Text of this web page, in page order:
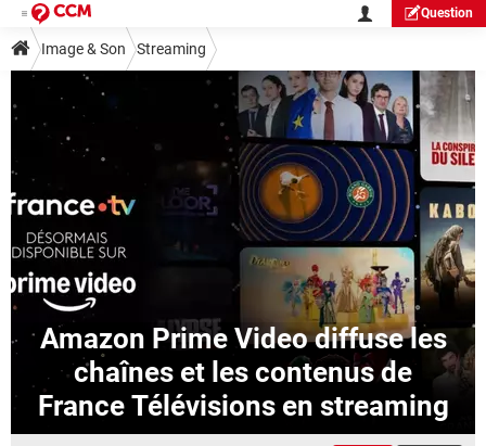
Question
Image & Son Streaming
Amazon Prime Video diffuse les
chaînes et les contenus de
France Télévisions en streaming